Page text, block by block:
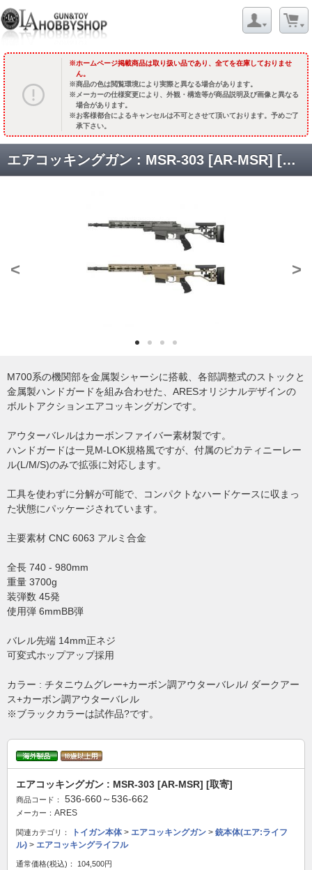
ホームページ掲載商品は取り扱い品であり、全てを在庫しておりませ
ん。
商品の色は閲覧環境により実際と異なる場合があります。
メーカーの仕様変更により、外観・構造等が商品説明及び画像と異なる
場合があります。
お客様都合によるキャンセルは不可とさせて頂いております。予めご了
承下さい。
エアコッキングガン : MSR-303 [AR-MSR] [取寄]
< >
M700系の機関部を金属製シャーシに搭載、各部調整式のストックと
金属製ハンドガードを組み合わせた、ARESオリジナルデザインの
ボルトアクションエアコッキングガンです。
アウターバレルはカーボンファイバー素材製です。
ハンドガードは一見M-LOK規格風ですが、付属のピカティニーレー
ル(L/M/S)のみで拡張に対応します。
工具を使わずに分解が可能で、コンパクトなハードケースに収まっ
た状態にパッケージされています。
主要素材 CNC 6063 アルミ合金
全長 740 - 980mm
重量 3700g
装弾数 45発
使用弾 6mmBB弾
バレル先端 14mm正ネジ
可変式ホップアップ採用
カラー : チタニウムグレー+カーボン調アウターバレル/ ダークアー
ス+カーボン調アウターバレル
※ブラックカラーは試作品?です。
エアコッキングガン : MSR-303 [AR-MSR] [取寄]
商品コード： 536-660～536-662
メーカー： ARES
関連カテゴリ： トイガン本体> エアコッキングガン > 銃本体(エア:ライフ
ル) > エアコッキングライフル
通常価格(税込)：
104,500円